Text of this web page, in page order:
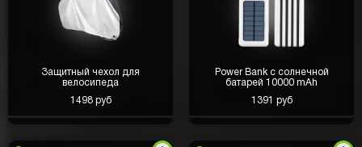
Защитный чехол для
велосипеда
1498 руб
Power Bank с солнечной
батарей 10000 mAh
1391 руб